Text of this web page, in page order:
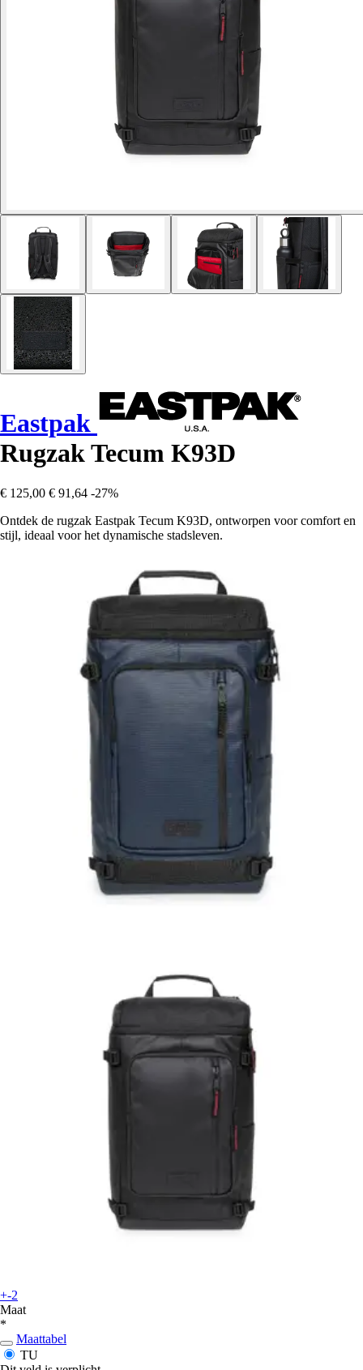
Eastpak
Rugzak Tecum K93D
€ 125,00 € 91,64 -27%
Ontdek de rugzak Eastpak Tecum K93D, ontworpen voor comfort en
stijl, ideaal voor het dynamische stadsleven.
+-2
Maat
*
Maattabel
TU